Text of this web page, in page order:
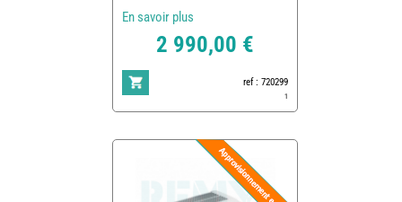
En savoir plus
2 990,00 €
ref : 720299
1